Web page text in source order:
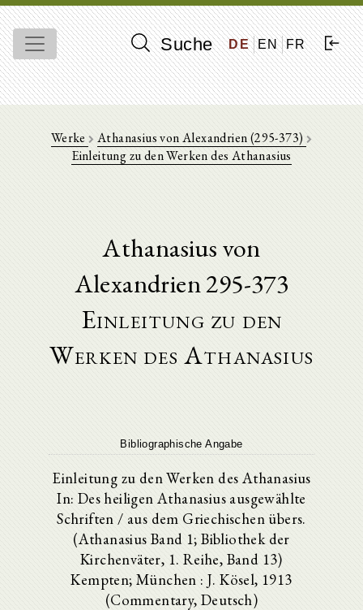
Suche DE EN FR
Werke Athanasius von Alexandrien (295-373)
Einleitung zu den Werken des Athanasius
Athanasius von
Alexandrien 295-373
Einleitung zu den
Werken des Athanasius
Bibliographische Angabe
Einleitung zu den Werken des Athanasius
In: Des heiligen Athanasius ausgewählte
Schriften / aus dem Griechischen übers.
(Athanasius Band 1; Bibliothek der
Kirchenväter, 1. Reihe, Band 13)
Kempten; München : J. Kösel, 1913
(Commentary, Deutsch)